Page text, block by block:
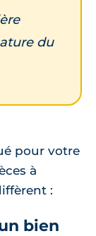
du
pour votre
à
:
bien